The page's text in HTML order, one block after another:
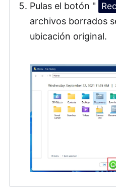
Pulas el botón "
archivos borrados
ubicación original.